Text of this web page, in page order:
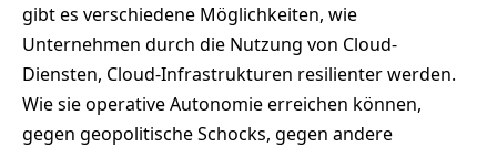
gibt es verschiedene Möglichkeiten, wie
Unternehmen durch die Nutzung von Cloud-
Diensten, Cloud-Infrastrukturen resilienter werden.
Wie sie operative Autonomie erreichen können,
gegen geopolitische Schocks, gegen andere